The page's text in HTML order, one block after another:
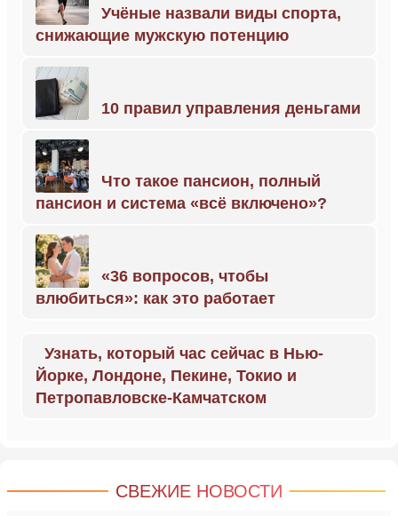
Учёные назвали виды спорта,
снижающие мужскую потенцию
10 правил управления деньгами
Что такое пансион, полный
пансион и система «всё включено»?
«36 вопросов, чтобы
влюбиться»: как это работает
Узнать, который час сейчас в Нью-
Йорке, Лондоне, Пекине, Токио и
Петропавловске-Камчатском
СВЕЖИЕ НОВОСТИ